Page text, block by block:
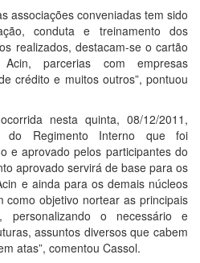
associações conveniadas tem sido
conduta e treinamento dos
realizados, destacam-se o cartão
parcerias com empresas
crédito e muitos outros”, pontuou
nesta quinta, 08/12/2011,
do Regimento Interno que foi
e aprovado pelos participantes do
aprovado servirá de base para os
e ainda para os demais núcleos
como objetivo nortear as principais
personalizando o necessário e
assuntos diversos que cabem
atas”, comentou Cassol.